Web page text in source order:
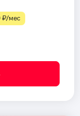
₽⁠/⁠мес